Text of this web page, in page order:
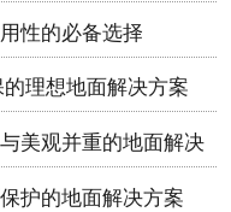
性的必备选择
理想地面解决方案
美观并重的地面解决
护的地面解决方案